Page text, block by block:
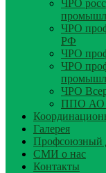
ЧРО
ЧРО
РФ
ЧРО
ЧРО
ЧРО
ППО АО
Галерея
Профсоюзный
СМИ о нас
Контакты